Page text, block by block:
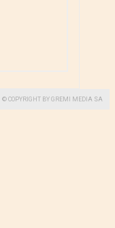
© COPYRIGHT BY GREMI MEDIA SA